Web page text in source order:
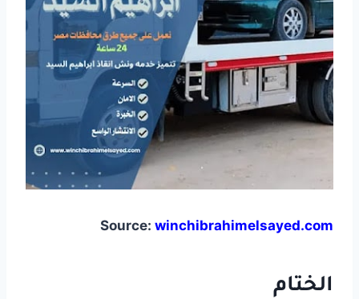
Source: winchibrahimelsayed.com
الختام